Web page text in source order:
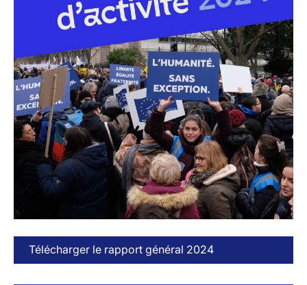
Télécharger le rapport général 2024